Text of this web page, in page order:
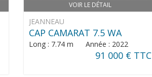
VOIR LE DÉTAIL
JEANNEAU
CAP CAMARAT 7.5 WA
Long : 7.74 m Année : 2022
91 000 € TTC